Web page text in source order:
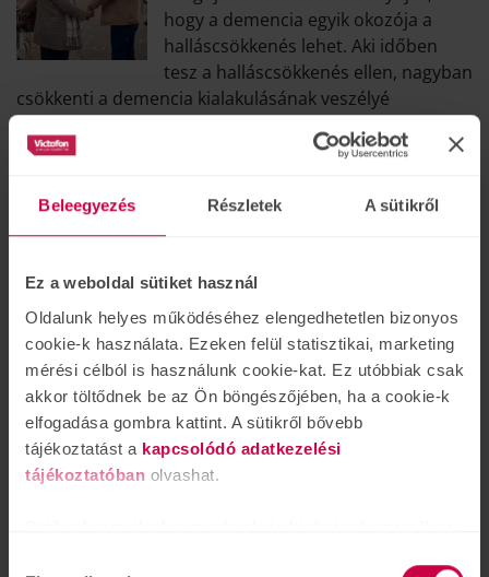
Beleegyezés Részletek A sütikről
Ez a weboldal sütiket használ
Oldalunk helyes működéséhez elengedhetetlen bizonyos
cookie-k használata. Ezeken felül statisztikai, marketing
mérési célból is használunk cookie-kat. Ez utóbbiak csak
akkor töltődnek be az Ön böngészőjében, ha a cookie-k
elfogadása gombra kattint. A sütikről bővebb
tájékoztatást a kapcsolódó adatkezelési
tájékoztatóban olvashat.
hogy a demencia egyik okozója a
halláscsökkenés lehet. Aki időben
tesz a halláscsökkenés ellen, nagyban
csökkenti a demencia kialakulásának veszélyé
Őrizze meg kapcsolatát
27
értjük a körülöttünk lévőket és egy
eredményeképpen szorongás alakulhat ki, ami kihat az
életünk különböző területeire. Felléphet az eltávolodás
érzése szeretteinktől, és szép lassan elkerüljük a
társasági eseményeket, családi összejöveteleket.
Friss hírek
rendelésében? Segítünk!